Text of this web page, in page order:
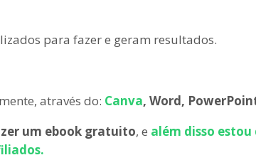
para fazer e geram resultados.
através do: Canva, Word,
um ebook gratuito, e além disso